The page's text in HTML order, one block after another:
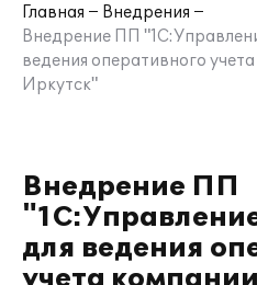
Главная
Внедрения
Внедрение ПП
ведения оперативного
Иркутск"
Внедрение ПП
для ведения